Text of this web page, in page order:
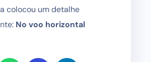
colocou um detalhe
No voo horizontal